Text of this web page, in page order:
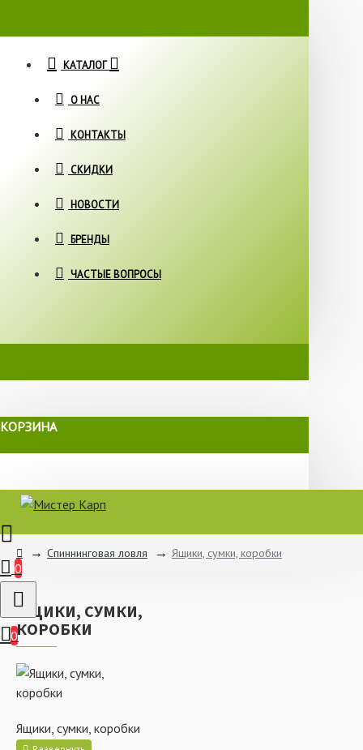
КАТАЛОГ
О НАС
КОНТАКТЫ
СКИДКИ
НОВОСТИ
БРЕНДЫ
ЧАСТЫЕ ВОПРОСЫ
КОРЗИНА
0
0
Спиннинговая ловля Ящики, сумки, коробки
ЯЩИКИ, СУМКИ,
КОРОБКИ
Ящики, сумки, коробки